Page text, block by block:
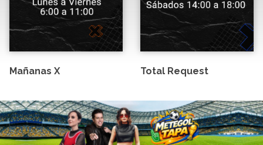
Mañanas X Total Request